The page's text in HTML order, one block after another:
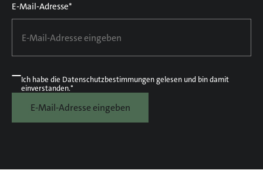
E-Mail-Adresse*
Ich habe die Datenschutzbestimmungengelesen und bin damit
einverstanden.*
E-Mail-Adresse eingeben